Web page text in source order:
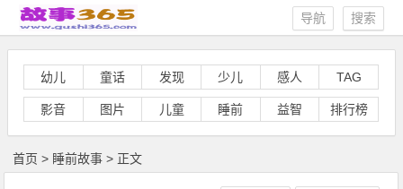
搜索
导航
幼儿 童话 发现 少儿 感人 TAG
影音 图片 儿童 睡前 益智 排行榜
首页 > 睡前故事 > 正文